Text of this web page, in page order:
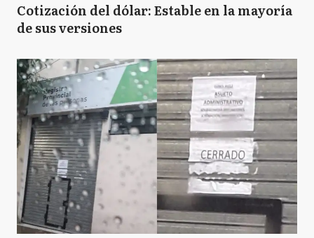
Cotización del dólar: Estable en la mayoría
de sus versiones